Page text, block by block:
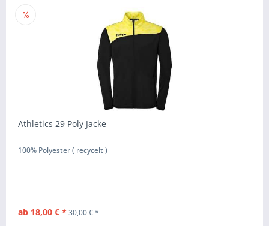
Athletics 29 Poly Jacke
100% Polyester ( recycelt )
ab 18,00 € * 30,00 € *